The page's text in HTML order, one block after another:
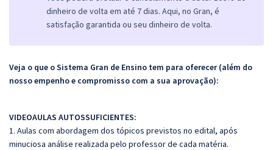
dinheiro de volta em até 7 dias. Aqui, no Gran, é
satisfação garantida ou seu dinheiro de volta.
Veja o que o Sistema Gran de Ensino tem para oferecer (além do
nosso empenho e compromisso com a sua aprovação):
VIDEOAULAS AUTOSSUFICIENTES:
1. Aulas com abordagem dos tópicos previstos no edital, após
minuciosa análise realizada pelo professor de cada matéria.